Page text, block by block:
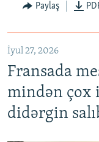
Paylaş
İyul 27, 2026
Fransada
mindən çox
didərgin